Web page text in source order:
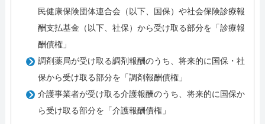
民健康保険団体連合会（以下、国保）や社会保険診療報
酬支払基金（以下、社保）から受け取る部分を「診療報
酬債権」
調剤薬局が受け取る調剤報酬のうち、将来的に国保・社
保から受け取る部分を「調剤報酬債権」
介護事業者が受け取る介護報酬のうち、将来的に国保か
ら受け取る部分を「介護報酬債権」